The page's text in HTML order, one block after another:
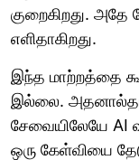
குறைகிறது. அதே
எளிதாகிறது.
இந்த மாற்றத்தை
இல்லை.
சேவையிலேயே AI
ஒரு கேள்வியை